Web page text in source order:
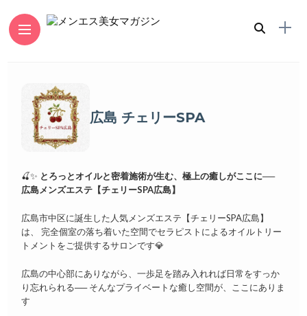
広島 チェリーSPA
🍒✨ とろっとオイルと密着施術が生む、極上の癒しがここに──
広島メンズエステ【チェリーSPA広島】
広島市中区に誕生した人気メンズエステ【チェリーSPA広島】
は、 完全個室の落ち着いた空間でセラピストによるオイルトリー
トメントをご提供するサロンです💎
広島の中心部にありながら、一歩足を踏み入れれば日常をすっか
り忘れられる── そんなプライベートな癒し空間が、ここにありま
す